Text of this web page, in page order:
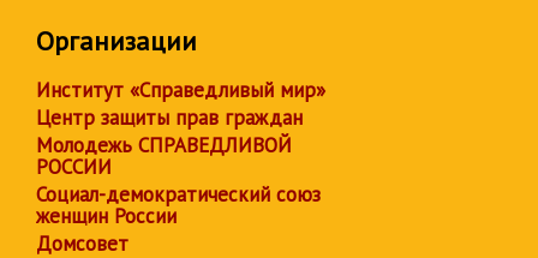
Организации
Институт «Справедливый мир»
Центр защиты прав граждан
Молодежь СПРАВЕДЛИВОЙ
РОССИИ
Социал-демократический союз
женщин России
Домсовет